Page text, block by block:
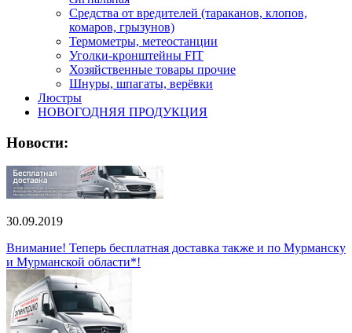
Средства от вредителей (тараканов, клопов,
комаров, грызунов)
Термометры, метеостанции
Уголки-кронштейны FIT
Хозяйственные товары прочие
Шнуры, шпагаты, верёвки
Люстры
НОВОГОДНЯЯ ПРОДУКЦИЯ
Новости:
30.09.2019
Внимание! Теперь бесплатная доставка также и по Мурманску
и Мурманской области*!